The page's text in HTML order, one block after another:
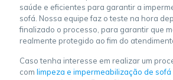
saúde e eficientes para garantir a
sofá. Nossa equipe faz o teste na hora
finalizado o processo, para garantir que
realmente protegido ao fim do
Caso tenha interesse em realizar um
com limpeza e impermeabilização de sofá